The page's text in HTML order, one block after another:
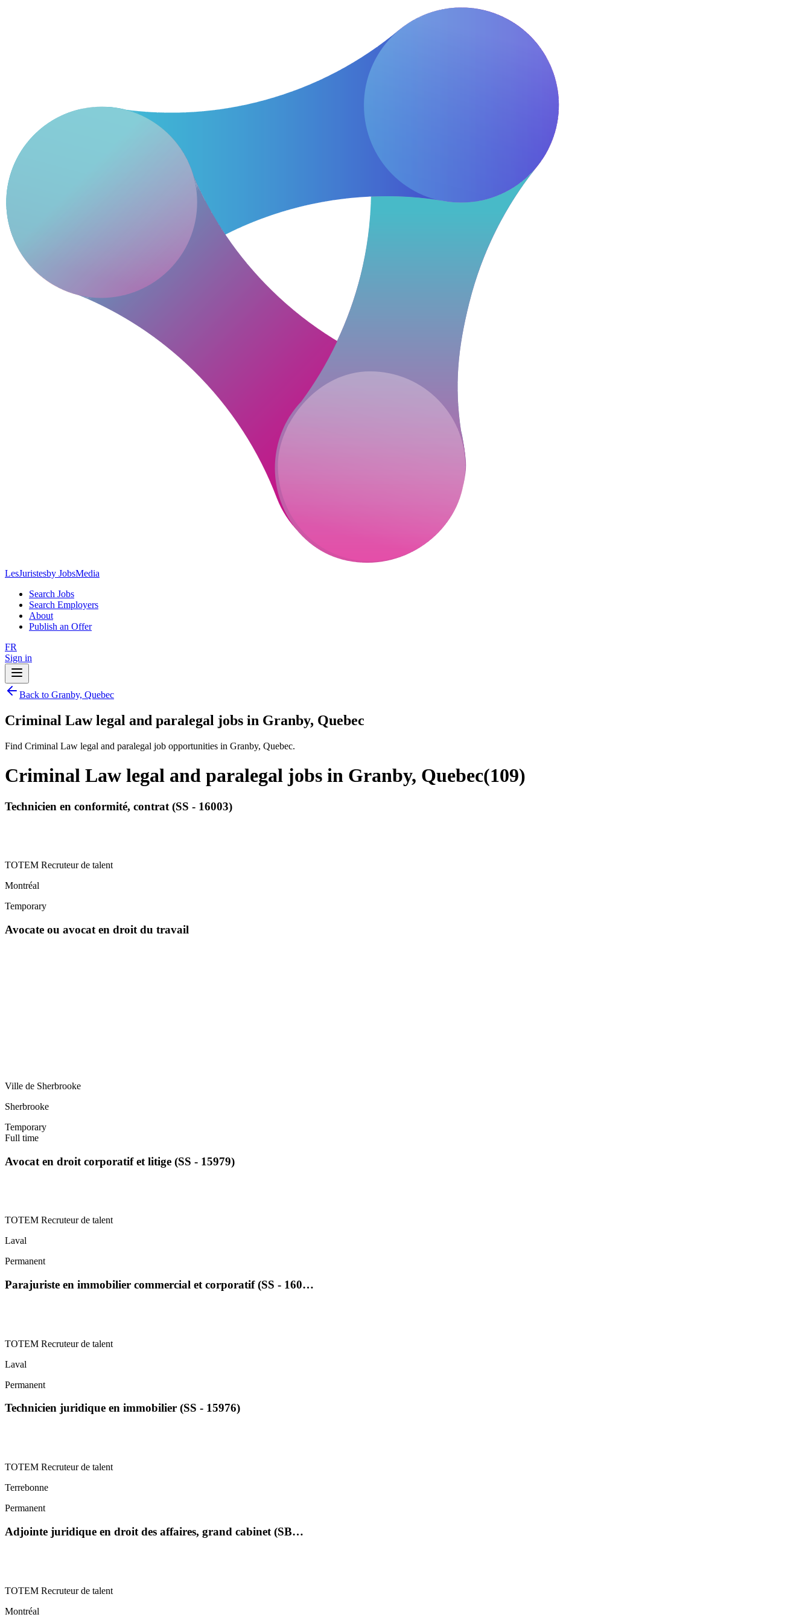
LesJuristesby JobsMedia
Search Jobs
Search Employers
About
Publish an Offer
FR
Sign in
Back to Granby, Quebec
Criminal Law legal and paralegal jobs in Granby, Quebec
Find Criminal Law legal and paralegal job opportunities in Granby, Quebec.
Criminal Law legal and paralegal jobs in Granby, Quebec(109)
Technicien en conformité, contrat (SS - 16003)
TOTEM Recruteur de talent
Montréal
Temporary
Avocate ou avocat en droit du travail
Ville de Sherbrooke
Sherbrooke
Temporary
Full time
Avocat en droit corporatif et litige (SS - 15979)
TOTEM Recruteur de talent
Laval
Permanent
Parajuriste en immobilier commercial et corporatif (SS - 160…
TOTEM Recruteur de talent
Laval
Permanent
Technicien juridique en immobilier (SS - 15976)
TOTEM Recruteur de talent
Terrebonne
Permanent
Adjointe juridique en droit des affaires, grand cabinet (SB…
TOTEM Recruteur de talent
Montréal